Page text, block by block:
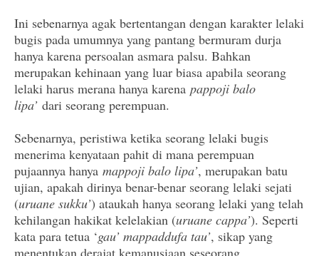
Ini sebenarnya agak bertentangan dengan karakter lelaki
bugis pada umumnya yang pantang bermuram durja
hanya karena persoalan asmara palsu. Bahkan
merupakan kehinaan yang luar biasa apabila seorang
lelaki harus merana hanya karena pappoji balo
lipa’ dari seorang perempuan.
Sebenarnya, peristiwa ketika seorang lelaki bugis
menerima kenyataan pahit di mana perempuan
pujaannya hanya mappoji balo lipa’, merupakan batu
ujian, apakah dirinya benar-benar seorang lelaki sejati
(uruane sukku’) ataukah hanya seorang lelaki yang telah
kehilangan hakikat kelelakian (uruane cappa’). Seperti
kata para tetua ‘gau’ mappaddufa tau’, sikap yang
menentukan derajat kemanusiaan seseorang.